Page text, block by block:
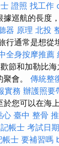
證照 找工作
據巡航的長度
器 原理 北投
行通常是想從
全身按摩推薦
節和加勒比
會。 傳統整
實務 辦護照要
您可以在海
心 臺中 整骨
記帳士 考試日期
帳士 要補習嗎